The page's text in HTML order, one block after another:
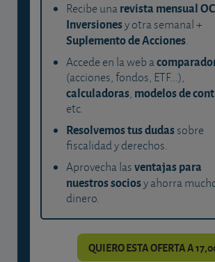
Recibe unarevista mensual
Inversionesy otra semanal +
Suplemento de Acciones.
Accede en la web a
(acciones, fondos, ETF...),
calculadoras, modelos de
etc.
Resolvemos tus dudassobre
fiscalidad y derechos.
Aprovecha lasventajas para
nuestros sociosy ahorra
dinero.
QUIERO ESTA OFERTA A